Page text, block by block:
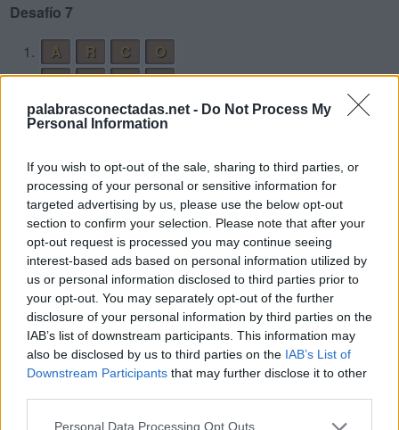
palabrasconectadas.net - Do Not Process My
Personal Information
If you wish to opt-out of the sale, sharing to third parties, or
processing of your personal or sensitive information for
targeted advertising by us, please use the below opt-out
section to confirm your selection. Please note that after your
opt-out request is processed you may continue seeing
interest-based ads based on personal information utilized by
us or personal information disclosed to third parties prior to
your opt-out. You may separately opt-out of the further
disclosure of your personal information by third parties on the
IAB’s list of downstream participants. This information may
also be disclosed by us to third parties on the IAB’s List of
Downstream Participants that may further disclose it to other
Personal Data Processing Opt Outs
Desafío 7
1.
A R C
O
2. A R D
O
3. A R D U
O
5. C A R
O
6.
C O D
A
7.
C O R
A
8. C R U D
A
9. C R U D
O
10. C U A D
O
11.
C U A D R
O
12. C U R
A
13. C U R A D
O
C U R O